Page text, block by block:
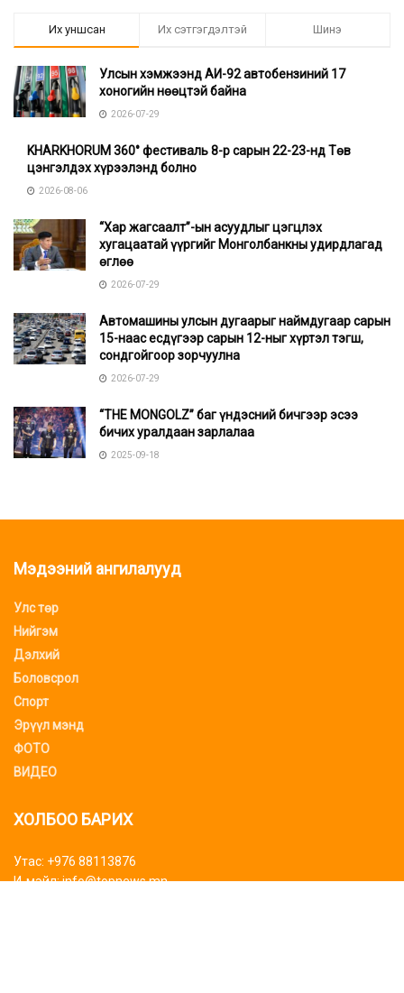
Их уншсан Их сэтгэгдэлтэй Шинэ
Улсын хэмжээнд АИ-92 автобензиний 17
хоногийн нөөцтэй байна
2026-07-29
KHARKHORUM 360° фестиваль 8-р сарын 22-23-нд Төв
цэнгэлдэх хүрээлэнд болно
2026-08-06
“Хар жагсаалт”-ын асуудлыг цэгцлэх
хугацаатай үүргийг Монголбанкны удирдлагад
өглөө
2026-07-29
Автомашины улсын дугаарыг наймдугаар сарын
15-наас есдүгээр сарын 12-ныг хүртэл тэгш,
сондгойгоор зорчуулна
2026-07-29
“THE MONGOLZ” баг үндэсний бичгээр эсээ
бичих уралдаан зарлалаа
2025-09-18
Мэдээний ангилалууд
Улс төр
Нийгэм
Дэлхий
Боловсрол
Спорт
Эрүүл мэнд
ФОТО
ВИДЕО
ХОЛБОО БАРИХ
Утас: +976 88113876
И-мэйл: info@topnews.mn